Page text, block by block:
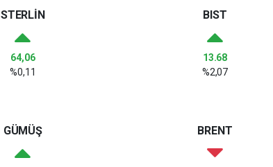
STERLİN
64,06
%0,11
BIST
13.68
%2,07
GÜMÜŞ BRENT